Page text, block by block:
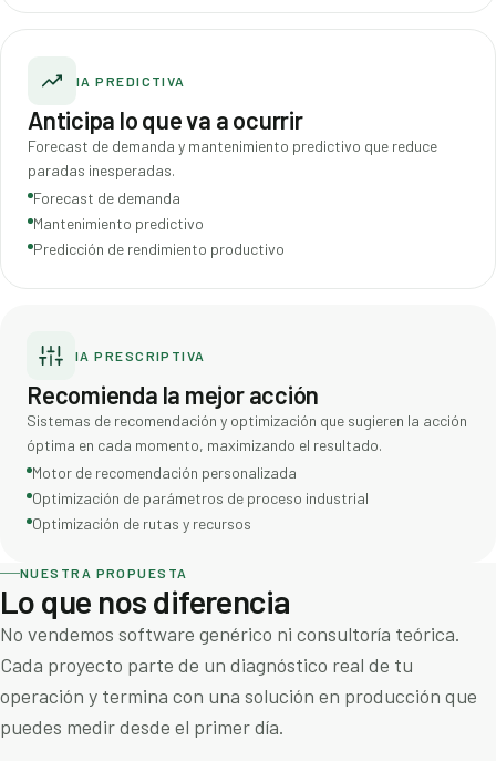
IA PREDICTIVA
Anticipa lo que va a ocurrir
Forecast de demanda y mantenimiento predictivo que reduce
paradas inesperadas.
Forecast de demanda
Mantenimiento predictivo
Predicción de rendimiento productivo
IA PRESCRIPTIVA
Recomienda la mejor acción
Sistemas de recomendación y optimización que sugieren la acción
óptima en cada momento, maximizando el resultado.
Motor de recomendación personalizada
Optimización de parámetros de proceso industrial
Optimización de rutas y recursos
NUESTRA PROPUESTA
Lo que nos diferencia
No vendemos software genérico ni consultoría teórica.
Cada proyecto parte de un diagnóstico real de tu
operación y termina con una solución en producción que
puedes medir desde el primer día.